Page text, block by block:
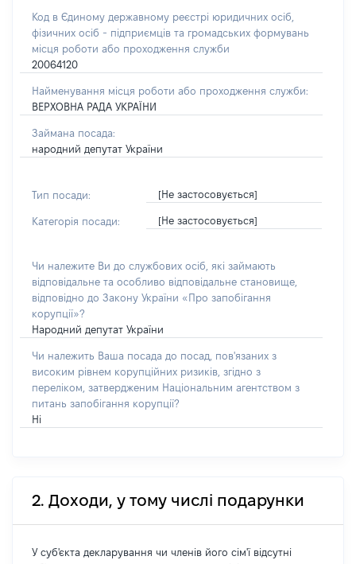
Код в Єдиному державному реєстрі юридичних осіб,
фізичних осіб - підприємців та громадських формувань
місця роботи або проходження служби
20064120
Найменування місця роботи або проходження служби:
ВЕРХОВНА РАДА УКРАЇНИ
Займана посада:
народний депутат України
Тип посади: [Не застосовується]
Категорія посади: [Не застосовується]
Чи належите Ви до службових осіб, які займають
відповідальне та особливо відповідальне становище,
відповідно до Закону України «Про запобігання
корупції»?
Народний депутат України
Чи належить Ваша посада до посад, пов'язаних з
високим рівнем корупційних ризиків, згідно з
переліком, затвердженим Національним агентством з
питань запобігання корупції?
Ні
2. Доходи, у тому числі подарунки
У суб'єкта декларування чи членів його сім'ї відсутні